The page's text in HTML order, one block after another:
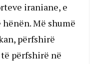
iraniane, e
Më shumë
përfshirë
përfshirë në